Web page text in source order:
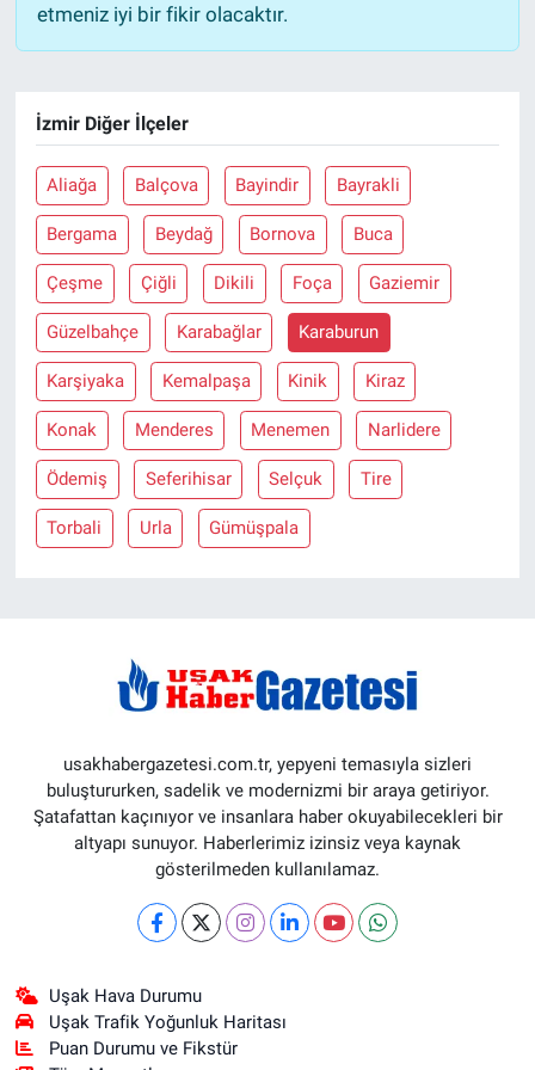
etmeniz iyi bir fikir olacaktır.
İzmir Diğer İlçeler
Aliağa Balçova Bayindir Bayrakli
Bergama Beydağ Bornova Buca
Çeşme Çiğli Dikili Foça Gaziemir
Güzelbahçe Karabağlar Karaburun
Karşiyaka Kemalpaşa Kinik Kiraz
Konak Menderes Menemen Narlidere
Ödemiş Seferihisar Selçuk Tire
Torbali Urla Gümüşpala
usakhabergazetesi.com.tr, yepyeni temasıyla sizleri
buluştururken, sadelik ve modernizmi bir araya getiriyor.
Şatafattan kaçınıyor ve insanlara haber okuyabilecekleri bir
altyapı sunuyor. Haberlerimiz izinsiz veya kaynak
gösterilmeden kullanılamaz.
Uşak Hava Durumu
Uşak Trafik Yoğunluk Haritası
Puan Durumu ve Fikstür